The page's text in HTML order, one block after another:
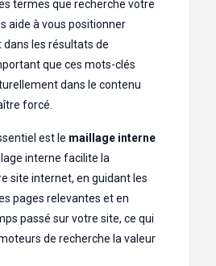
termes que recherche votre
aide à vous positionner
les résultats de
que ces mots-clés
dans le contenu
forcé.
est le maillage interne
interne facilite la
site internet, en guidant les
pages relevantes et en
passé sur votre site, ce qui
de recherche la valeur